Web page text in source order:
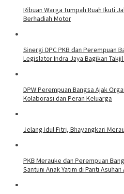
​Ribuan Warga Tumpah Ruah Ikuti
Berhadiah Motor
Sinergi DPC PKB dan Perempuan
Legislator Indra Jaya Bagikan
DPW Perempuan Bangsa Ajak
Kolaborasi dan Peran Keluarga
Jelang Idul Fitri, Bhayangkari
PKB Merauke dan Perempuan
Santuni Anak Yatim di Panti Asuhan